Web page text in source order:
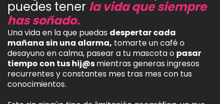
puedes tener la vida que siempre
has soñado.
Una vida en la que puedas despertar cada
mañana sin una alarma, tomarte un café o
desayuno en calma, pasear a tu mascota o pasar
tiempo con tus hij@smientras generas ingresos
recurrentes y constantes mes tras mes con tus
conocimientos.